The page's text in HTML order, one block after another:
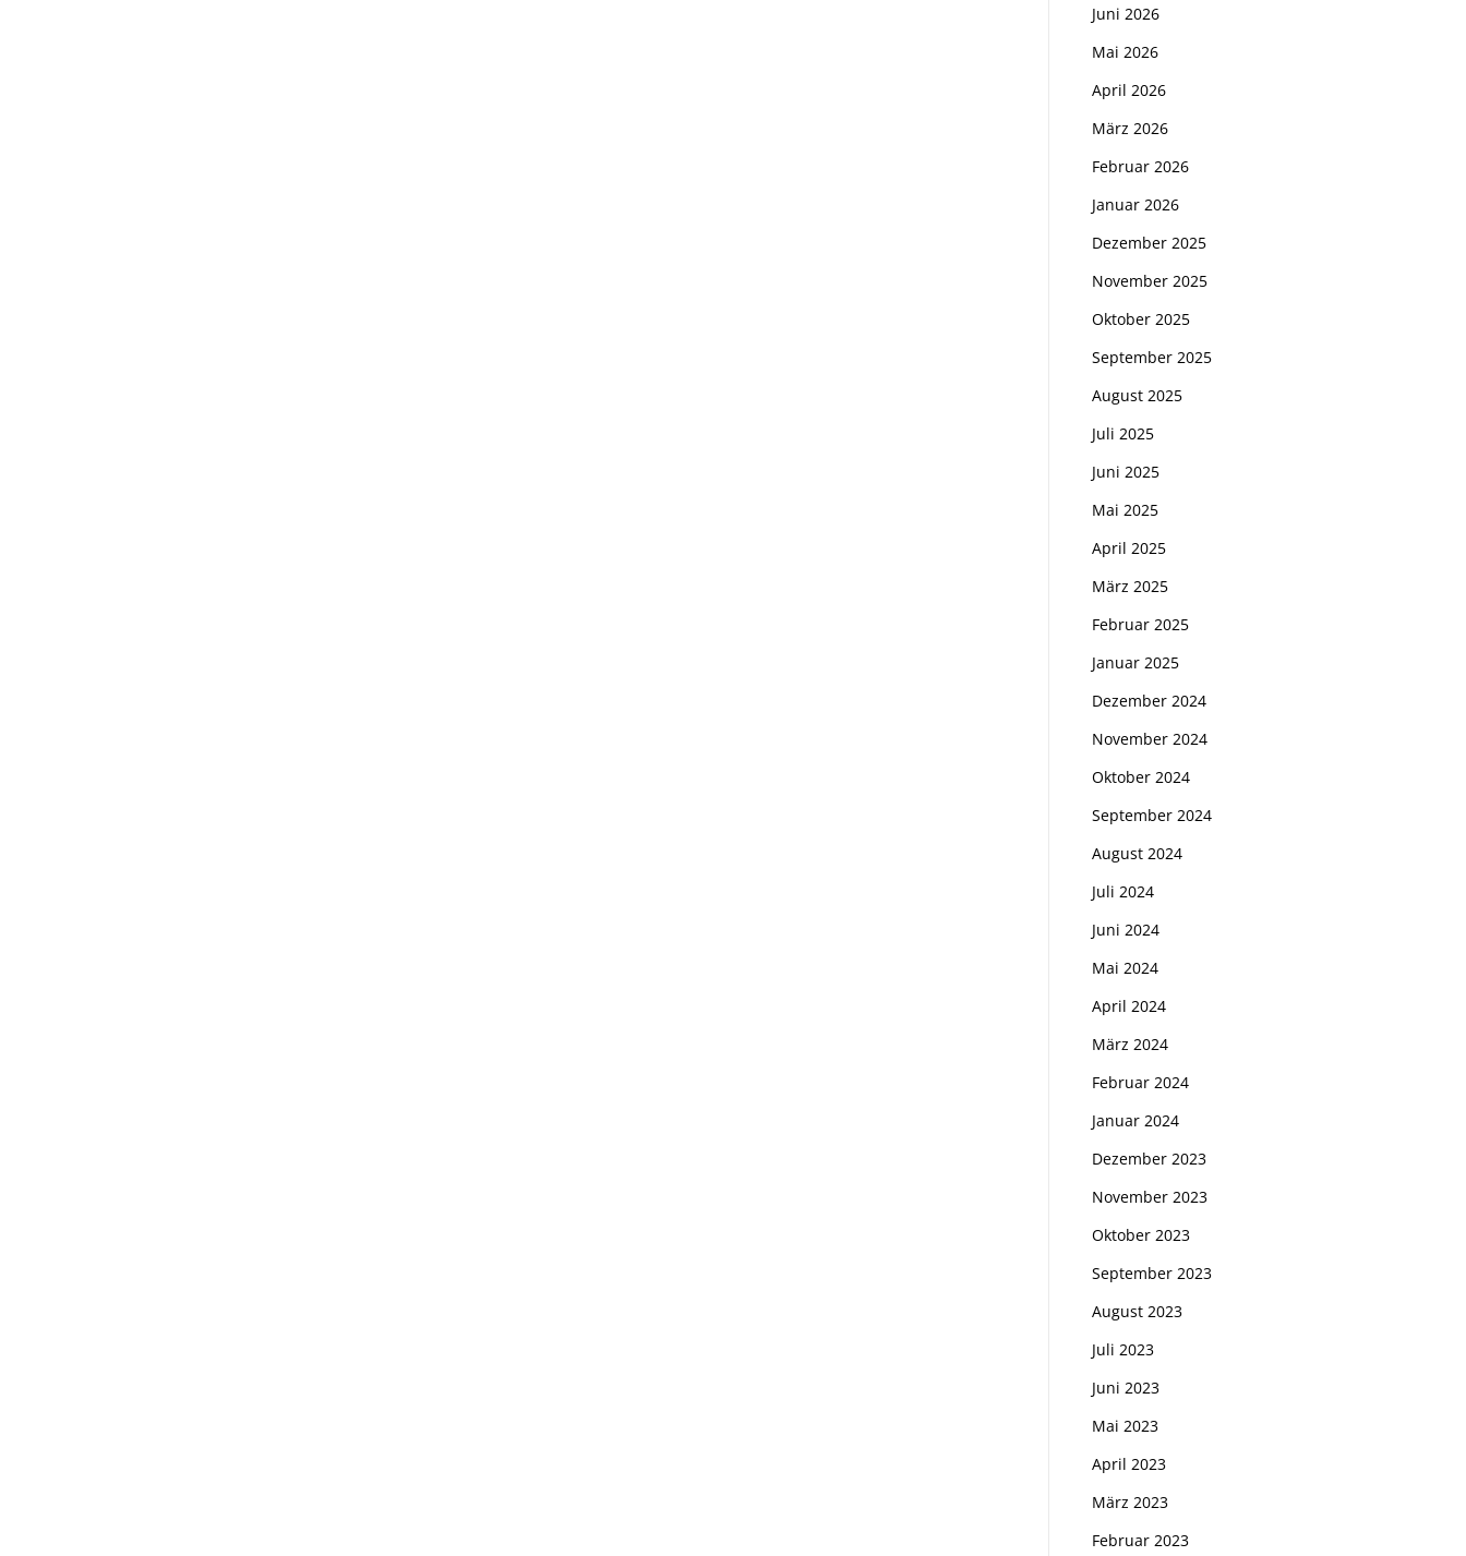
Juni 2026
Mai 2026
April 2026
März 2026
Februar 2026
Januar 2026
Dezember 2025
November 2025
Oktober 2025
September 2025
August 2025
Juli 2025
Juni 2025
Mai 2025
April 2025
März 2025
Februar 2025
Januar 2025
Dezember 2024
November 2024
Oktober 2024
September 2024
August 2024
Juli 2024
Juni 2024
Mai 2024
April 2024
März 2024
Februar 2024
Januar 2024
Dezember 2023
November 2023
Oktober 2023
September 2023
August 2023
Juli 2023
Juni 2023
Mai 2023
April 2023
März 2023
Februar 2023